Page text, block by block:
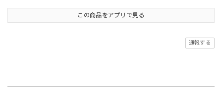
この商品をアプリで見る
通報する